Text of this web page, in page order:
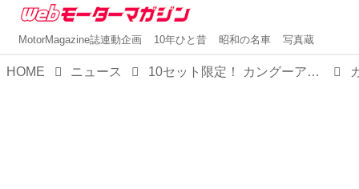
MotorMagazine誌連動企画 10年ひと昔 昭和の名車 写真蔵
HOME ニュース 10セット限定！ カングーアウトドアキットBOXをルノーが4月30日に発売。12種類のグッズをセットに